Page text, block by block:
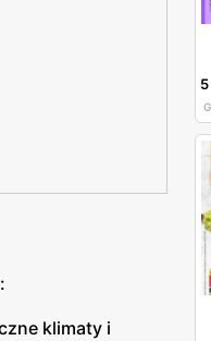
5
klimaty i